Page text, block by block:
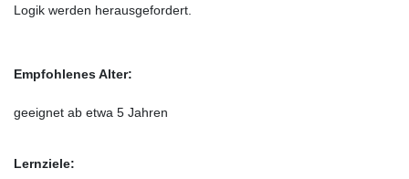
Logik werden herausgefordert.
Empfohlenes Alter:
geeignet ab etwa 5 Jahren
Lernziele: